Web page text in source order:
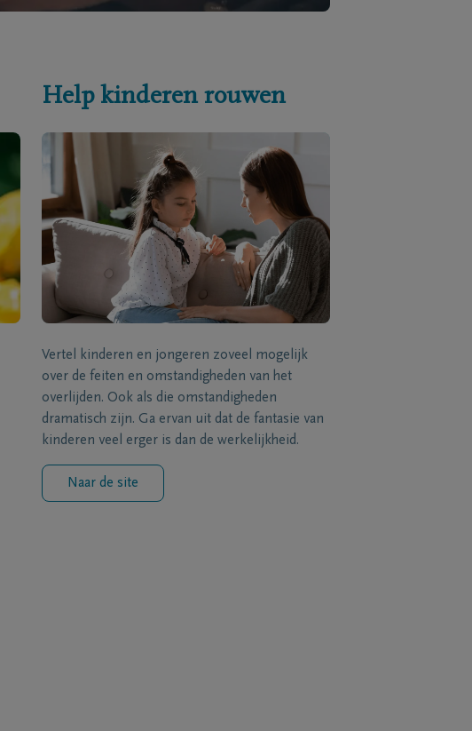
Help kinderen rouwen
Vertel kinderen en jongeren zoveel mogelijk
over de feiten en omstandigheden van het
overlijden. Ook als die omstandigheden
dramatisch zijn. Ga ervan uit dat de fantasie van
kinderen veel erger is dan de werkelijkheid.
Naar de site